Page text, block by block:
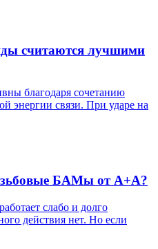
считаются лучшими
благодаря сочетанию
энергии связи. При ударе на
БАМы от А+А?
слабо и долго
действия нет. Но если